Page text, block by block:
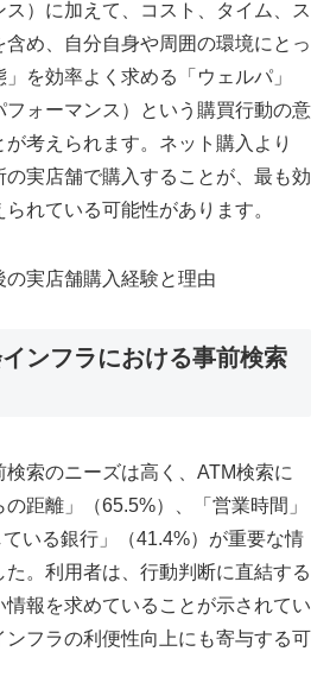
ス）に加えて、コスト、タイム、ス
め、自分自身や周囲の環境にとっ
を効率よく求める「ウェルパ」
フォーマンス）という購買行動の意
考えられます。ネット購入より
の実店舗で購入することが、最も効
れている可能性があります。
ンフラにおける事前検索
索のニーズは高く、ATM検索に
距離」（65.5%）、「営業時間」
ている銀行」（41.4%）が重要な情
。利用者は、行動判断に直結する
報を求めていることが示されてい
ンフラの利便性向上にも寄与する可